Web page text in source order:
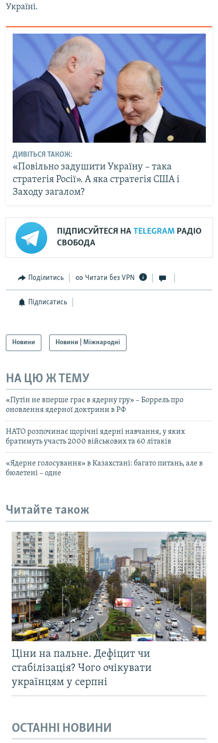
Україні.
ДИВІТЬСЯ ТАКОЖ:
«Повільно задушити Україну – така
стратегія Росії». А яка стратегія США і
Заходу загалом?
ПІДПИСУЙТЕСЯ НА TELEGRAM РАДІО
СВОБОДА
Поділитись Читати без VPN
Підписатись
Новини Новини | Міжнародні
НА ЦЮ Ж ТЕМУ
«Путін не вперше грає в ядерну гру» – Боррель про
оновлення ядерної доктрини в РФ
НАТО розпочинає щорічні ядерні навчання, у яких
братимуть участь 2000 військових та 60 літаків
«Ядерне голосування» в Казахстані: багато питань, але в
бюлетені – одне
Читайте також
Ціни на пальне. Дефіцит чи
стабілізація? Чого очікувати
українцям у серпні
ОСТАННІ НОВИНИ